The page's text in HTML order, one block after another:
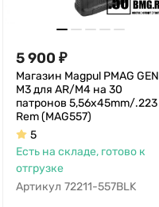
5 900 ₽
Магазин Magpul PMAG GEN
M3 для AR/M4 на 30
патронов 5,56x45mm/.223
Rem (MAG557)
5
Есть на складе, готово к
отгрузке
Артикул 72211-557BLK